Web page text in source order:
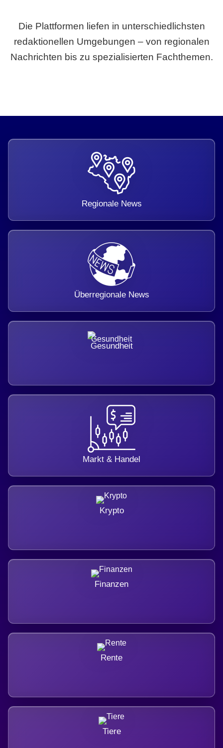
Die Plattformen liefen in unterschiedlichsten
redaktionellen Umgebungen – von regionalen
Nachrichten bis zu spezialisierten Fachthemen.
Regionale News
Überregionale News
Gesundheit
Markt & Handel
Krypto
Finanzen
Rente
Tiere